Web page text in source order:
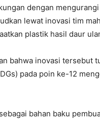
dengan
lewat inovasi tim
plastik hasil daur
bahwa inovasi tersebut
pada poin ke-12
bahan baku